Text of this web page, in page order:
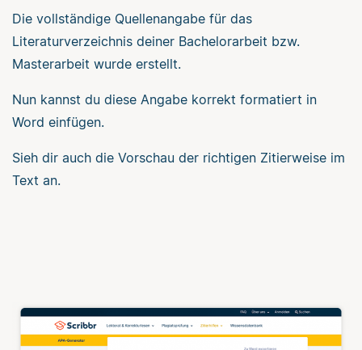
Die vollständige Quellenangabe für das
Literaturverzeichnis deiner Bachelorarbeit bzw.
Masterarbeit wurde erstellt.
Nun kannst du diese Angabe korrekt formatiert in
Word einfügen.
Sieh dir auch die Vorschau der richtigen Zitierweise im
Text an.